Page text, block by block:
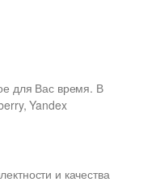
для Вас время. В
Yandex
и качества